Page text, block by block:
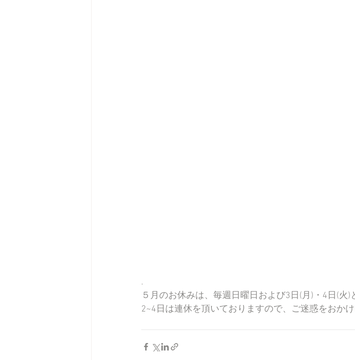
.
５月のお休みは、毎週日曜日および3日(月)・4日(火)
2~4日は連休を頂いておりますので、ご迷惑をおかけ